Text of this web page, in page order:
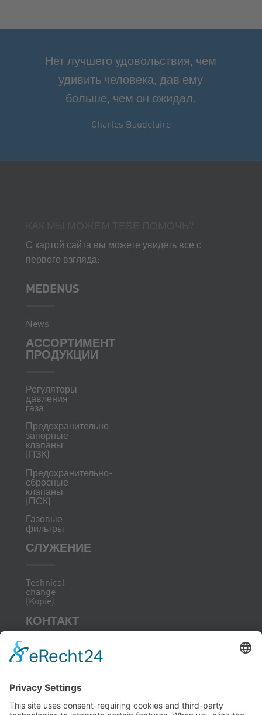
Нет лучшего удовольствия, чем
удивить человека, дав ему
больше, чем он ожидал.
Charles Baudelaire
С картой сайта вы можете увидеть все с
первого взгляда:
MEDENUS
News
АССОРТИМЕНТ
ПРОДУКЦИИ
Регуляторы
давления
газа
Предохранительно-
запорные
клапаны
(ПЗК)
Предохранительно-
сбросные
клапаны
(ПСК)
Газовые
фильтры
СЛУЖЕНИЕ
Technical
change
(Kopie)
КОНТАКТ
Отели
РАССЫЛКА
НОВОСТЕЙ
Чтобы оптимизировать
мы используем файлы